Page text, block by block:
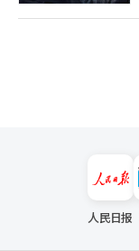
人民日报